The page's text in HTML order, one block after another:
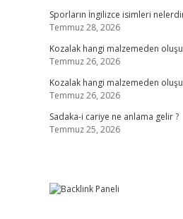
Sporların İngilizce isimleri
Temmuz 28, 2026
Kozalak hangi malzemeden
Temmuz 26, 2026
Kozalak hangi malzemeden
Temmuz 26, 2026
Sadaka-i cariye ne anlama gelir ?
Temmuz 25, 2026